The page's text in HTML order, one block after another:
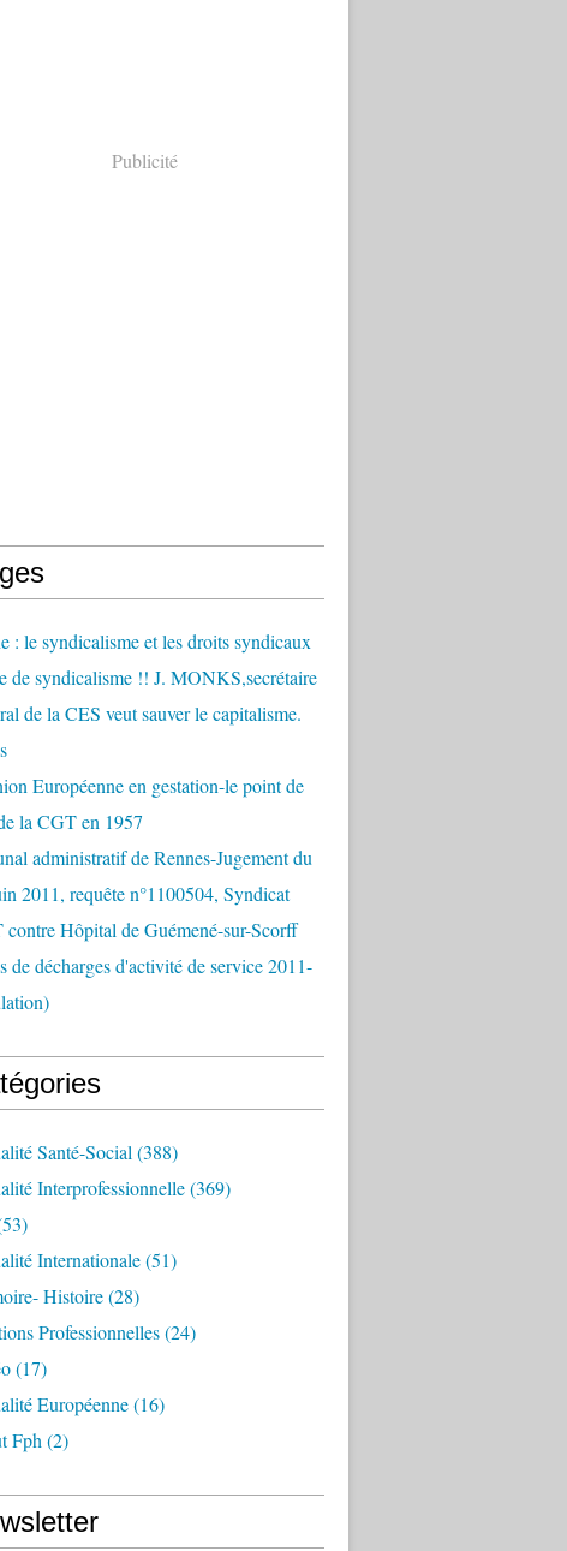
Publicité
: le syndicalisme et les droits syndicaux
de syndicalisme !! J. MONKS,secrétaire
de la CES veut sauver le capitalisme.
Européenne en gestation-le point de
la CGT en 1957
administratif de Rennes-Jugement du
2011, requête n°1100504, Syndicat
contre Hôpital de Guémené-sur-Scorff
de décharges d'activité de service 2011-
Santé-Social (388)
Interprofessionnelle(369)
Internationale(51)
Histoire(28)
Professionnelles(24)
(17)
Européenne(16)
Fph (2)